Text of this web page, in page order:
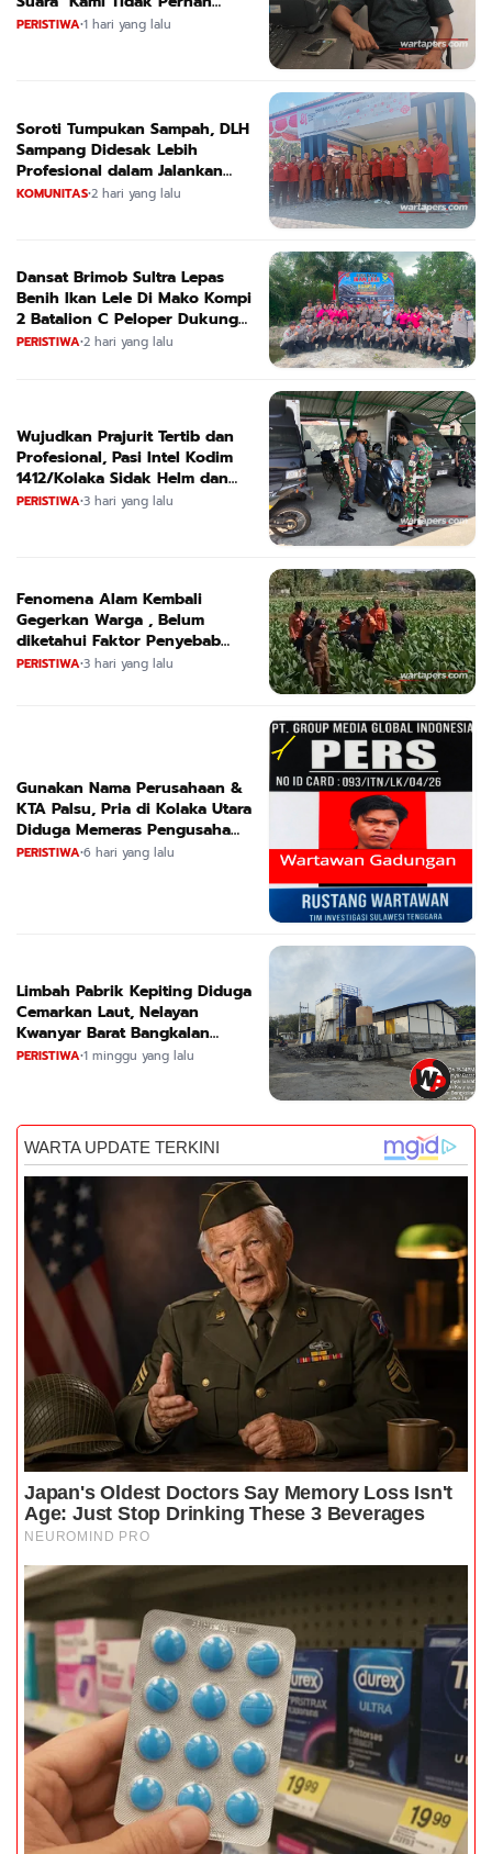
Menutup Ruang Hak Jawab"
PERISTIWA•1 hari yang lalu
Soroti Tumpukan Sampah, DLH
Sampang Didesak Lebih
Profesional dalam Jalankan
Tugas
KOMUNITAS•2 hari yang lalu
Dansat Brimob Sultra Lepas
Benih Ikan Lele Di Mako Kompi
2 Batalion C Peloper Dukung
ketahanan Pangan Nasional
PERISTIWA•2 hari yang lalu
Wujudkan Prajurit Tertib dan
Profesional, Pasi Intel Kodim
1412/Kolaka Sidak Helm dan
Kendaraan
PERISTIWA•3 hari yang lalu
Fenomena Alam Kembali
Gegerkan Warga , Belum
diketahui Faktor Penyebab
Suara
PERISTIWA•3 hari yang lalu
Gunakan Nama Perusahaan &
KTA Palsu, Pria di Kolaka Utara
Diduga Memeras Pengusaha
Tambang dan Minyak
PERISTIWA•6 hari yang lalu
Limbah Pabrik Kepiting Diduga
Cemarkan Laut, Nelayan
Kwanyar Barat Bangkalan
Desak DLH Turun Tangan
PERISTIWA•1 minggu yang lalu